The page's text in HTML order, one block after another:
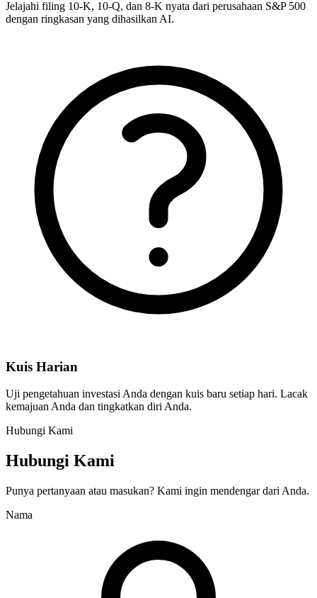
Jelajahi filing 10-K, 10-Q, dan 8-K nyata dari perusahaan S&P 500
dengan ringkasan yang dihasilkan AI.
Kuis Harian
Uji pengetahuan investasi Anda dengan kuis baru setiap hari. Lacak
kemajuan Anda dan tingkatkan diri Anda.
Hubungi Kami
Hubungi Kami
Punya pertanyaan atau masukan? Kami ingin mendengar dari Anda.
Nama